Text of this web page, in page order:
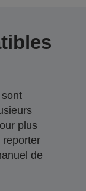
plus
reporter
de